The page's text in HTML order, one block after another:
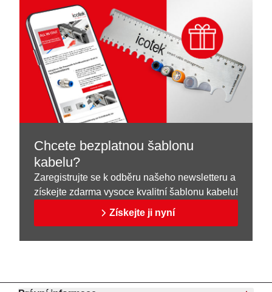
Chcete bezplatnou šablonu
kabelu?
Zaregistrujte se k odběru našeho newsletteru a
získejte zdarma vysoce kvalitní šablonu kabelu!
Získejte ji nyní